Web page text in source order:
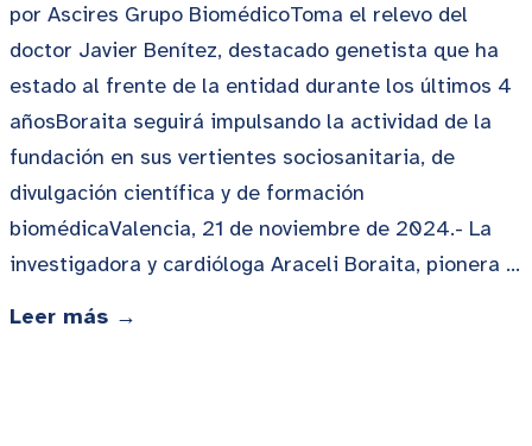
por Ascires Grupo BiomédicoToma el relevo del
doctor Javier Benítez, destacado genetista que ha
estado al frente de la entidad durante los últimos 4
añosBoraita seguirá impulsando la actividad de la
fundación en sus vertientes sociosanitaria, de
divulgación científica y de formación
biomédicaValencia, 21 de noviembre de 2024.- La
investigadora y cardióloga Araceli Boraita, pionera …
Leer más →